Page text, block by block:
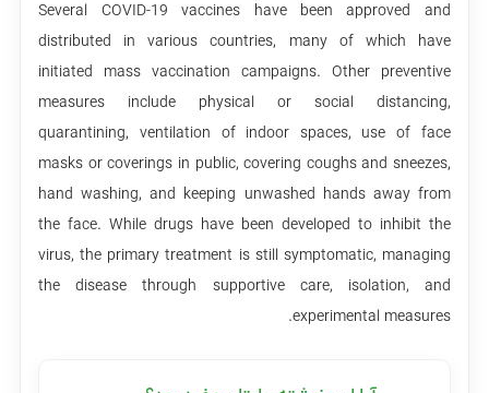
Several COVID-19 vaccines have been approved and
distributed in various countries, many of which have
initiated mass vaccination campaigns. Other preventive
measures include physical or social distancing,
quarantining, ventilation of indoor spaces, use of face
masks or coverings in public, covering coughs and sneezes,
hand washing, and keeping unwashed hands away from
the face. While drugs have been developed to inhibit the
virus, the primary treatment is still symptomatic, managing
the disease through supportive care, isolation, and
experimental measures.